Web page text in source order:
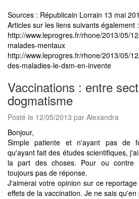
Sources : Républicain Lorrain 13 mai
Articles sur les liens suivants également :
http://www.leprogres.fr/rhone/2013/05/
malades-mentaux
http://www.leprogres.fr/rhone/2013/05/
des-maladies-le-dsm-en-invente
Vaccinations : entre
dogmatisme
Posté le 12/05/2013 par Alexandra
Bonjour,
Simple patiente et n'ayant pas de
qu'ayant fait des études scientifiques,
la part des choses. Pour ou contre
toujours pas de réponse.
J'aimerai votre opinion sur ce
effets de la vaccination. Je ne sais